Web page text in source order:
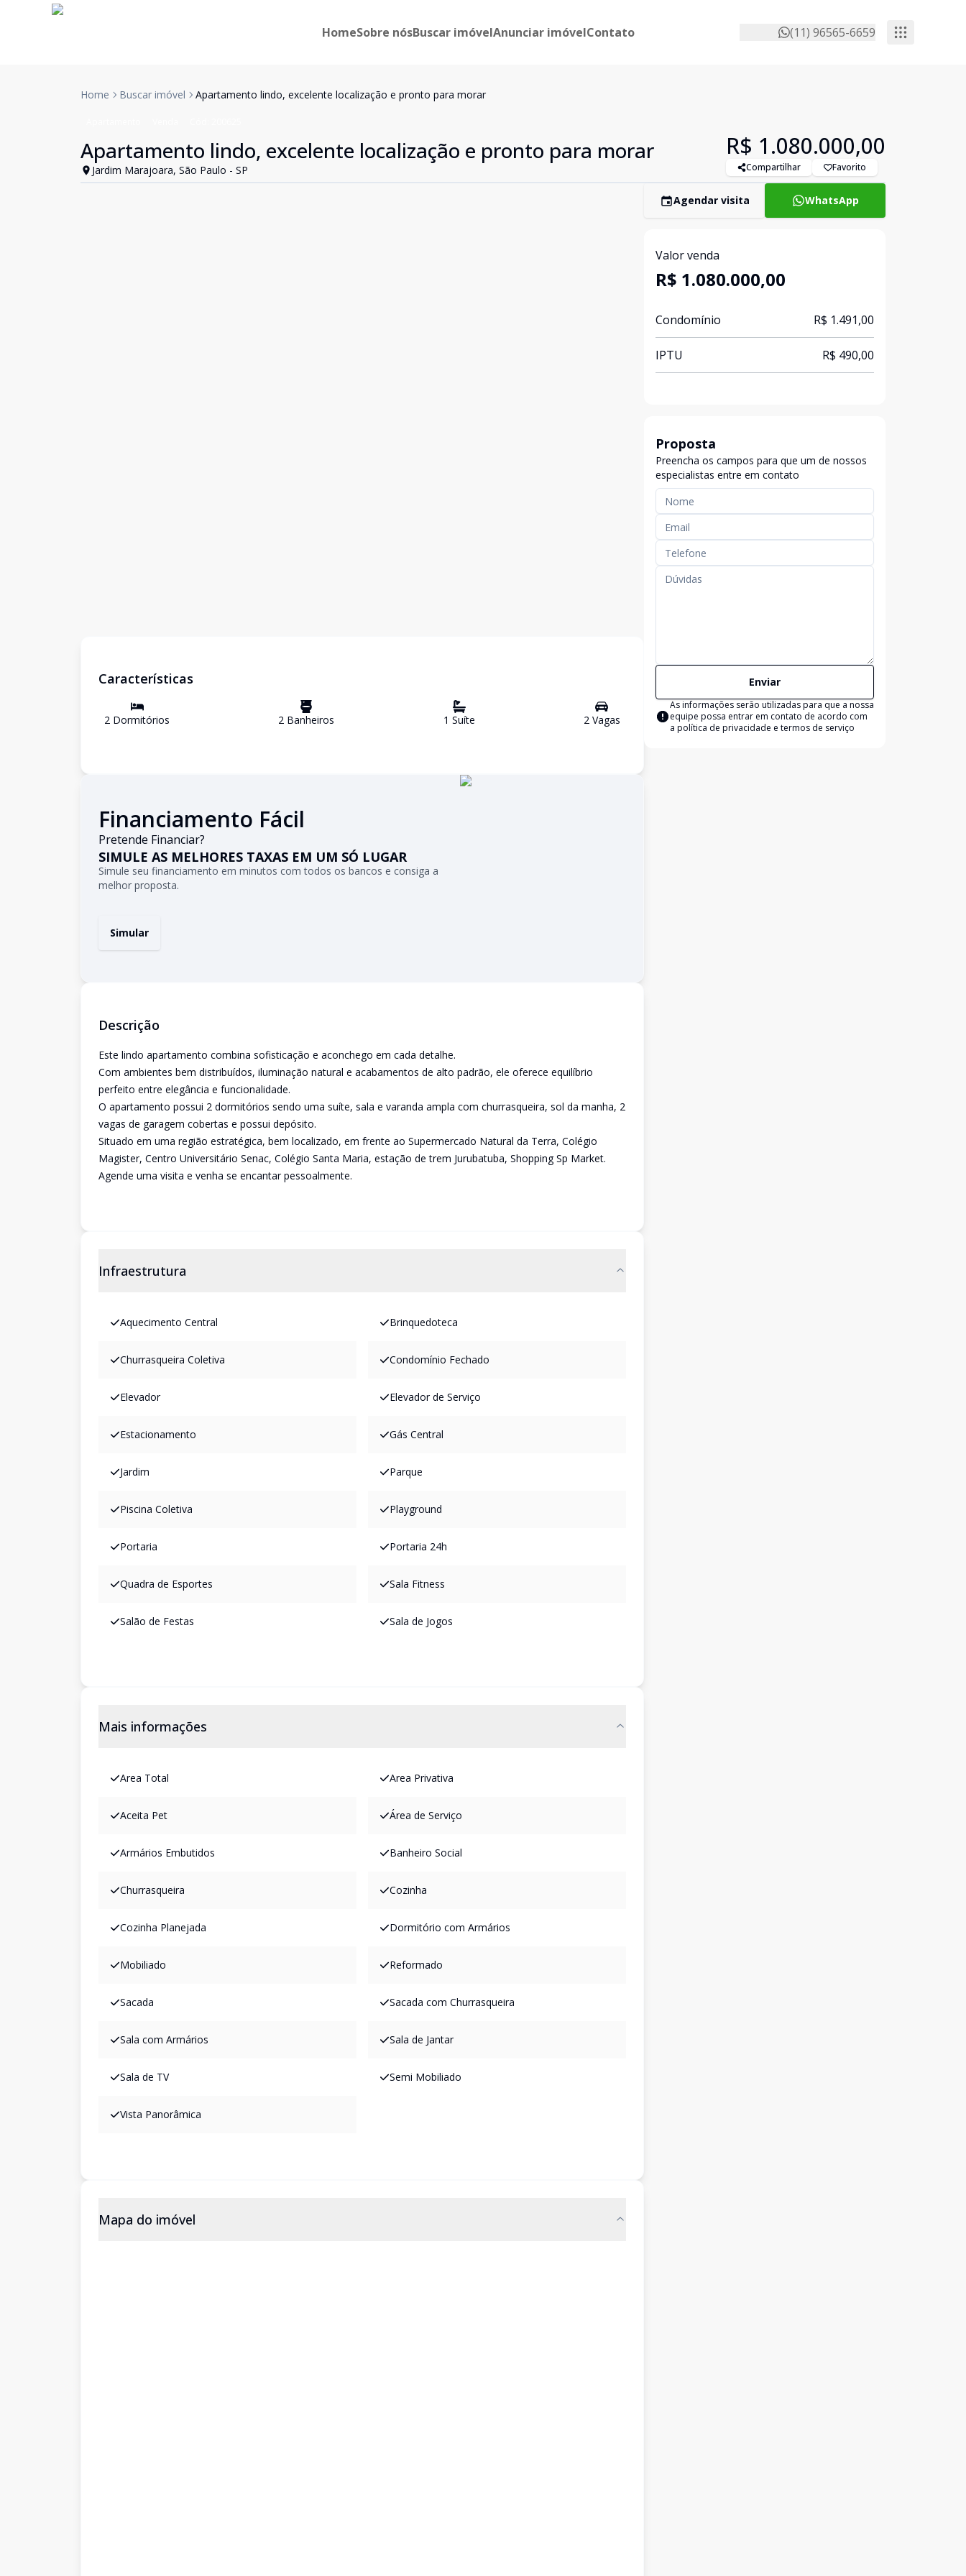
HomeSobre nósBuscar imóvelAnunciar imóvelContato (11) 96565-6659
Home Buscar imóvel Apartamento lindo, excelente localização e pronto para morar
Apartamento lindo, excelente localização e pronto para morar
Jardim Marajoara, São Paulo - SP
R$ 1.080.000,00
Compartilhar Favorito
Características
2 Dormitórios 2 Banheiros 1 Suíte 2Vagas
Financiamento Fácil
Pretende Financiar?
SIMULE AS MELHORES TAXAS EM UM SÓ LUGAR
Simule seu financiamento em minutos com todos os bancos e consiga a
melhor proposta.
Simular
Descrição
Este lindo apartamento combina sofisticação e aconchego em cada detalhe.
Com ambientes bem distribuídos, iluminação natural e acabamentos de alto padrão, ele oferece equilíbrio
perfeito entre elegância e funcionalidade.
O apartamento possui 2 dormitórios sendo uma suíte, sala e varanda ampla com churrasqueira, sol da manha, 2
vagas de garagem cobertas e possui depósito.
Situado em uma região estratégica, bem localizado, em frente ao Supermercado Natural da Terra, Colégio
Magister, Centro Universitário Senac, Colégio Santa Maria, estação de trem Jurubatuba, Shopping Sp Market.
Agende uma visita e venha se encantar pessoalmente.
Infraestrutura
Aquecimento Central Brinquedoteca
Churrasqueira Coletiva Condomínio Fechado
Elevador Elevador de Serviço
Estacionamento Gás Central
Jardim Parque
Piscina Coletiva Playground
Portaria Portaria 24h
Quadra de Esportes Sala Fitness
Salão de Festas Sala de Jogos
Mais informações
Area Total Area Privativa
Aceita Pet Área de Serviço
Armários Embutidos Banheiro Social
Churrasqueira Cozinha
Cozinha Planejada Dormitório com Armários
Mobiliado Reformado
Sacada Sacada com Churrasqueira
Sala com Armários Sala de Jantar
Sala de TV Semi Mobiliado
Vista Panorâmica
Mapa do imóvel
Agendar visita WhatsApp
Valor venda
R$ 1.080.000,00
Condomínio R$ 1.491,00
IPTU R$ 490,00
Proposta
Preencha os campos para que um de nossos
especialistas entre em contato
Enviar
As informações serão utilizadas para que a nossa
equipe possa entrar em contato de acordo com
a política de privacidade e termos de serviço